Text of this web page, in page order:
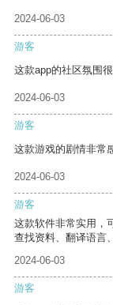
2024-06-03
游客
这款app的社区氛围
2024-06-03
游客
这款游戏的剧情非常
2024-06-03
游客
这款软件非常实用，
查找资料、翻译语言
2024-06-03
游客